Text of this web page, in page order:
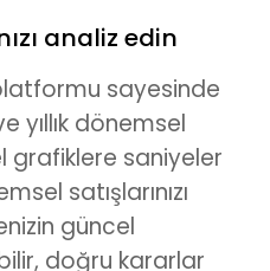
analiz edin
sayesinde
yıllık dönemsel
grafiklere saniyeler
satışlarınızı
güncel
doğru kararlar